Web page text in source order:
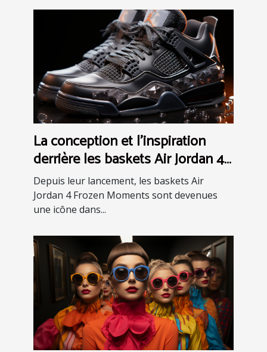
La conception et l'inspiration
derrière les baskets Air Jordan 4
Frozen Moments
Depuis leur lancement, les baskets Air
Jordan 4 Frozen Moments sont devenues
une icône dans...